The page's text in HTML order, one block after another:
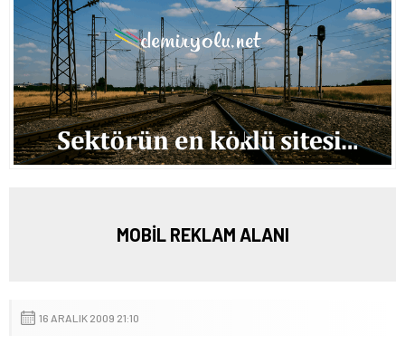
MOBİL REKLAM ALANI
16 ARALIK 2009 21:10